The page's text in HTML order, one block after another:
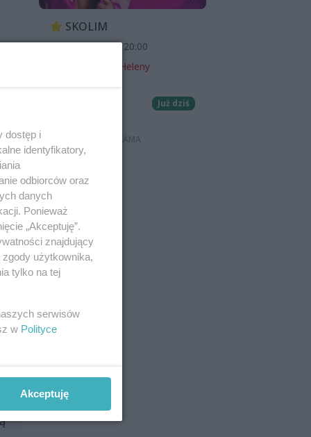
SKOLIM
7 sierpnia 2026, 20:00
Teatr Letni im. Heleny
Już dziś
dostęp i
identyfikatory,
odbiorców oraz
danych
Ponieważ
„Akceptuję”.
znajdujący
użytkownika,
tylko na tej
serwisów
w Polityce
Akceptuję